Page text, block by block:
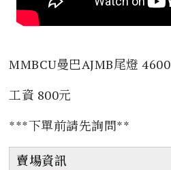
MMBCU曼巴AJMB尾燈 4600
工資 800元
***下單前請先詢問**
賣場資訊